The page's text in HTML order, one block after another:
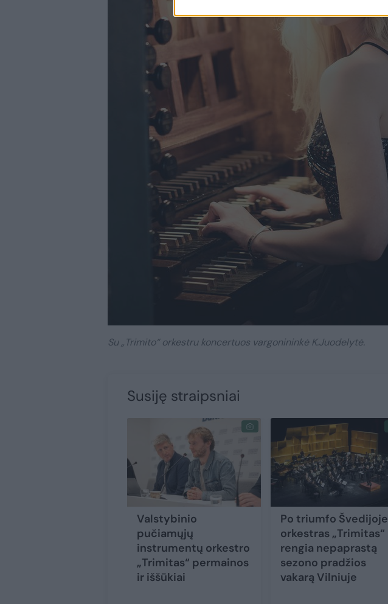
Su „Trimito“ orkestru koncertuos vargonininkė K.Juodelytė.
Susiję straipsniai
Valstybinio
pučiamųjų
instrumentų orkestro
„Trimitas“ permainos
ir iššūkiai
Po triumfo Švedijoje
orkestras „Trimitas“
rengia nepaprastą
sezono pradžios
vakarą Vilniuje